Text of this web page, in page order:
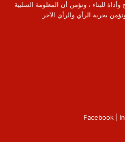
وأداة للبناء ، ونؤمن أن المعلومة السلبية
بحرية الرأي والرأي الآخر
Facebook |